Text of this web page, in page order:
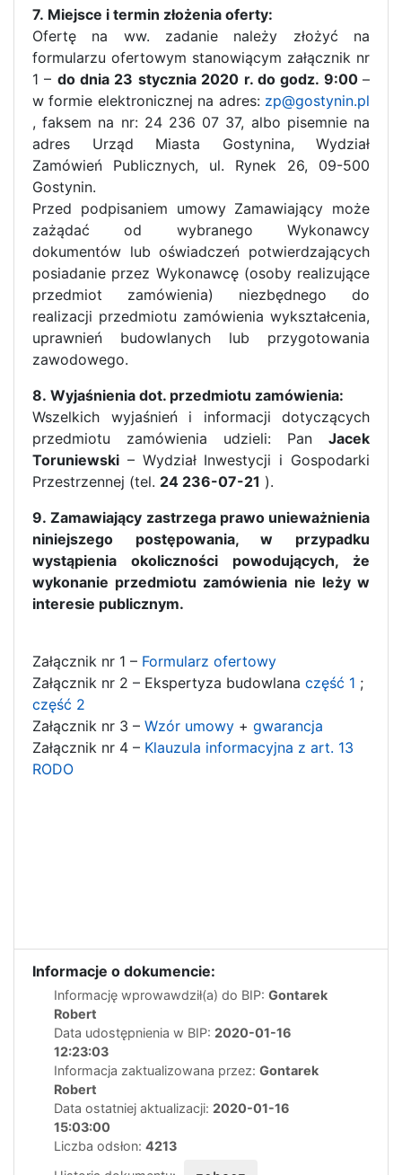
7. Miejsce i termin złożenia oferty:
Ofertę na ww. zadanie należy złożyć na
formularzu ofertowym stanowiącym załącznik nr
1 – do dnia 23 stycznia 2020 r. do godz. 9:00–
w formie elektronicznej na adres: zp@gostynin.pl
, faksem na nr: 24 236 07 37, albo pisemnie na
adres Urząd Miasta Gostynina, Wydział
Zamówień Publicznych, ul. Rynek 26, 09-500
Gostynin.
Przed podpisaniem umowy Zamawiający może
zażądać od wybranego Wykonawcy
dokumentów lub oświadczeń potwierdzających
posiadanie przez Wykonawcę (osoby realizujące
przedmiot zamówienia) niezbędnego do
realizacji przedmiotu zamówienia wykształcenia,
uprawnień budowlanych lub przygotowania
zawodowego.
8. Wyjaśnienia dot. przedmiotu zamówienia:
Wszelkich wyjaśnień i informacji dotyczących
przedmiotu zamówienia udzieli: Pan Jacek
Toruniewski – Wydział Inwestycji i Gospodarki
Przestrzennej (tel. 24 236-07-21 ).
9. Zamawiający zastrzega prawo unieważnienia
niniejszego postępowania, w przypadku
wystąpienia okoliczności powodujących, że
wykonanie przedmiotu zamówienia nie leży w
interesie publicznym.
Załącznik nr 1 – Formularz ofertowy
Załącznik nr 2 – Ekspertyza budowlana część 1 ;
część 2
Załącznik nr 3 – Wzór umowy + gwarancja
Załącznik nr 4 – Klauzula informacyjna z art. 13
RODO
Informacje o dokumencie:
Informację wprowawdził(a) do BIP: Gontarek
Robert
Data udostępnienia w BIP: 2020-01-16
12:23:03
Informacja zaktualizowana przez: Gontarek
Robert
Data ostatniej aktualizacji: 2020-01-16
15:03:00
Liczba odsłon: 4213